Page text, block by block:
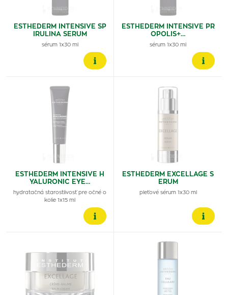
ESTHEDERM INTENSIVE SP
IRULINA SERUM
sérum 1x30 ml
ESTHEDERM INTENSIVE PR
OPOLIS+…
sérum 1x30 ml
ESTHEDERM INTENSIVE H
YALURONIC EYE…
hydratačná starostlivosť pre očné o
kolie 1x15 ml
ESTHEDERM EXCELLAGE S
ERUM
pleťové sérum 1x30 ml